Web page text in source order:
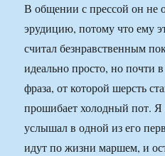
В общении с прессой он не
эрудицию, потому что ему
считал безнравственным
идеально просто, но почти
фраза, от которой шерсть
прошибает холодный пот. Я
услышал в одной из его
идут по жизни маршем, и